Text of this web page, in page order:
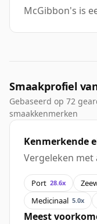
McGibbon's is
Smaakprofiel
Gebaseerd op 72
smaakkenmerken
Kenmerkende
Vergeleken
Port 28.6x
Medicinaal 5.0x
Meest